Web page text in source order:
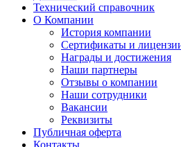
Технический справочник
О Компании
История компании
Сертификаты и
Награды и достижения
Наши партнеры
Отзывы о компании
Наши сотрудники
Вакансии
Реквизиты
Публичная оферта
Контакты